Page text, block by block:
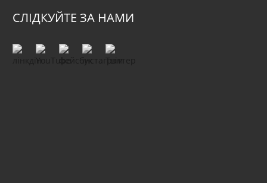
СЛІДКУЙТЕ ЗА НАМИ